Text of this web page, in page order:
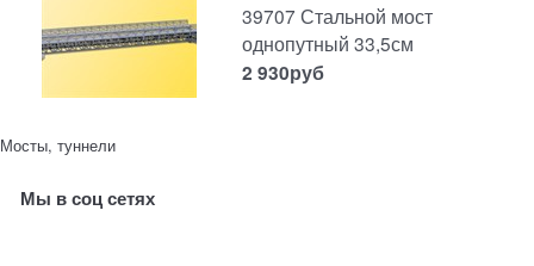
39707 Стальной мост
однопутный 33,5см
2 930руб
Мосты, туннели
Мы в соц сетях